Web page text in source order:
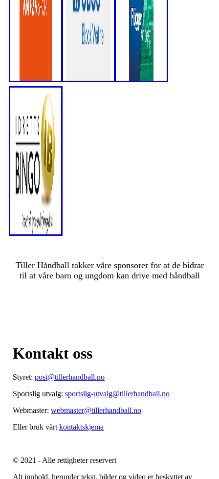
Tiller Håndball takker våre sponsorer for at de bidrar
til at våre barn og ungdom kan drive med håndball
Kontakt oss
Styret: post@tillerhandball.no
Sportslig utvalg: sportslig-utvalg@tillerhandball.no
Webmaster: webmaster@tillerhandball.no
Eller bruk vårt kontaktskjema
© 2021 - Alle rettigheter reservert
Alt innhold, herunder tekst, bilder og video er beskyttet av